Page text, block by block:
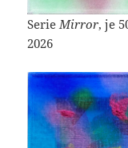
SerieMirror, je
2026